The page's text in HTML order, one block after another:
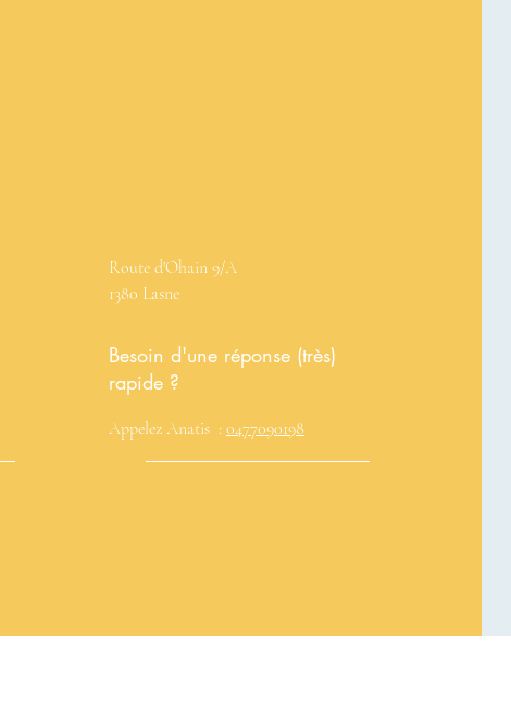
Route d'Ohain 9/A
1380 Lasne
Besoin d'une réponse (très)
rapide ?
Appelez Anatis : 0477090198